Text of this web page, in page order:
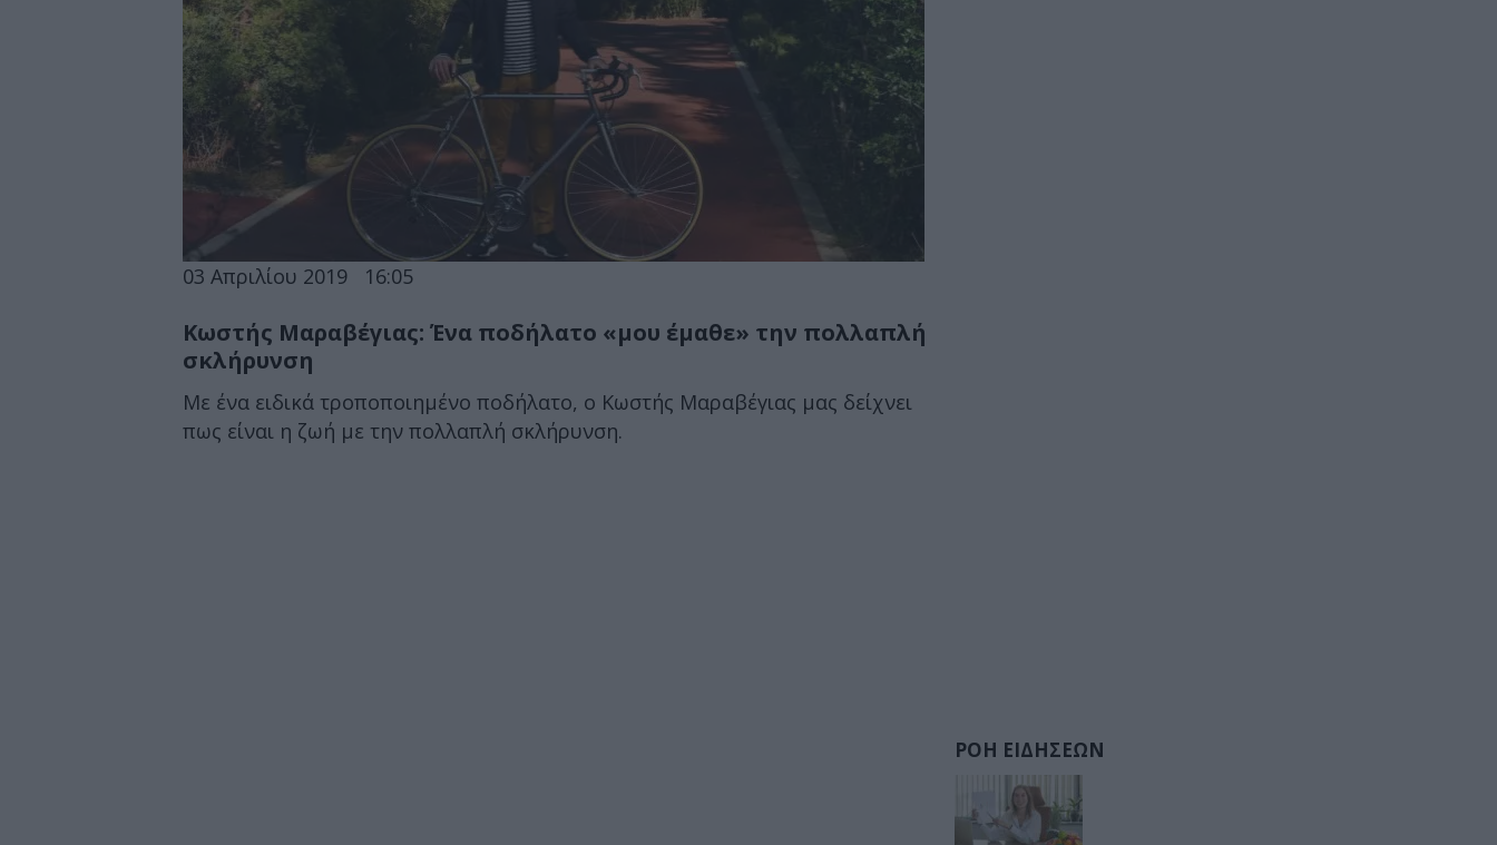
03 Απριλίου 2019 16:05
Κωστής Μαραβέγιας: Ένα ποδήλατο «μου έμαθε» την πολλαπλή
σκλήρυνση
Με ένα ειδικά τροποποιημένο ποδήλατο, ο Κωστής Μαραβέγιας μας δείχνει
πως είναι η ζωή με την πολλαπλή σκλήρυνση.
ΡΟΗ ΕΙΔΗΣΕΩΝ